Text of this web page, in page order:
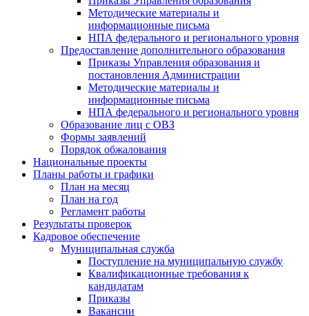
Методические материалы и
информационные письма
НПА федерального и регионального уровня
Предоставление дополнительного образования
Приказы Управления образования и
постановления Администрации
Методические материалы и
информационные письма
НПА федерального и регионального уровня
Образование лиц с ОВЗ
Формы заявлений
Порядок обжалования
Национальные проекты
Планы работы и графики
План на месяц
План на год
Регламент работы
Результаты проверок
Кадровое обеспечение
Муниципальная служба
Поступление на муниципальную службу
Квалификационные требования к
кандидатам
Приказы
Вакансии